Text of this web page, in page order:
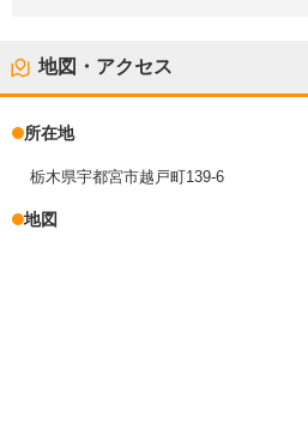
地図・アクセス
所在地
栃木県宇都宮市越戸町139-6
地図